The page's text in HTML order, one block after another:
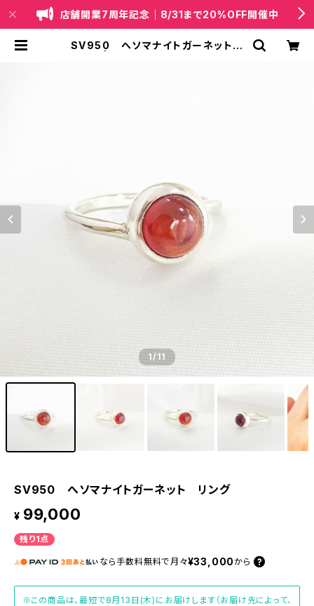
店舗開業7周年記念｜8/31まで20%OFF開催中
SV950 へソマナイトガーネット
1/11
SV950 へソマナイトガーネット リング
¥ 99,000
残り1点
なら 手数料無料で 月々¥33,000 から
※この商品は、最短で8月13日(木)にお届けします（お届け先によって、